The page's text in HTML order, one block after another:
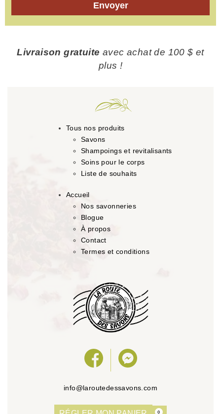
Envoyer
Livraison gratuite avec achat de 100 $ et
plus !
Tous nos produits
Savons
Shampoings et revitalisants
Soins pour le corps
Liste de souhaits
Accueil
Nos savonneries
Blogue
À propos
Contact
Termes et conditions
info@laroutedessavons.com
0